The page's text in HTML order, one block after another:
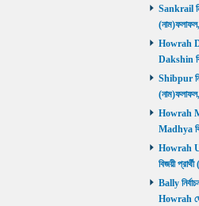
Sankrail
Howrah
Dakshin
Shibpur
Howrah
Madhya
Howrah
বিজয়ী
Bally
Howrah